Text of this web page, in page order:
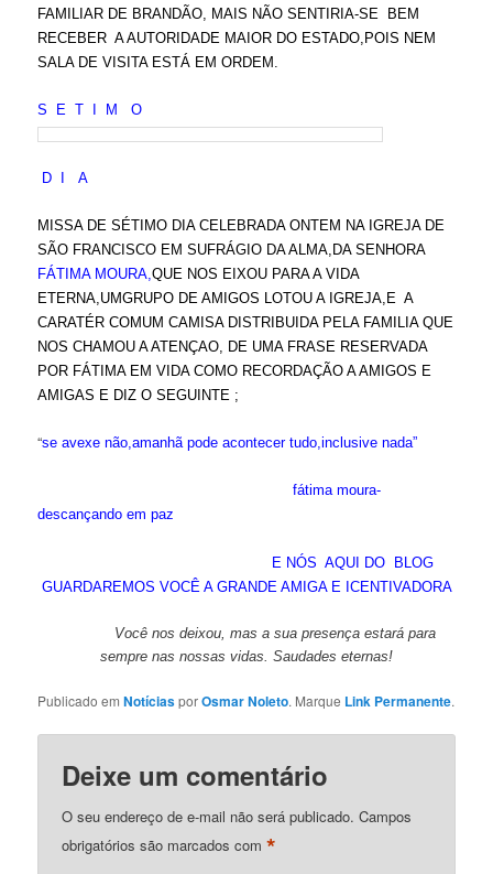
FAMILIAR DE BRANDÃO, MAIS NÃO SENTIRIA-SE BEM
RECEBER A AUTORIDADE MAIOR DO ESTADO,POIS NEM
SALA DE VISITA ESTÁ EM ORDEM.
S E T I M O
D I A
MISSA DE SÉTIMO DIA CELEBRADA ONTEM NA IGREJA DE
SÃO FRANCISCO EM SUFRÁGIO DA ALMA,DA SENHORA
FÁTIMA MOURA,QUE NOS EIXOU PARA A VIDA
ETERNA,UMGRUPO DE AMIGOS LOTOU A IGREJA,E A
CARATÉR COMUM CAMISA DISTRIBUIDA PELA FAMILIA QUE
NOS CHAMOU A ATENÇAO, DE UMA FRASE RESERVADA
POR FÁTIMA EM VIDA COMO RECORDAÇÃO A AMIGOS E
AMIGAS E DIZ O SEGUINTE ;
“se avexe não,amanhã pode acontecer tudo,inclusive nada”
fátima moura-
descançando em paz
E NÓS AQUI DO BLOG
GUARDAREMOS VOCÊ A GRANDE AMIGA E ICENTIVADORA
Você nos deixou, mas a sua presença estará para
sempre nas nossas vidas. Saudades eternas!
Publicado emNotíciasporOsmar Noleto. Marque Link Permanente.
Deixe um comentário
O seu endereço de e-mail não será publicado. Campos
obrigatórios são marcados com*